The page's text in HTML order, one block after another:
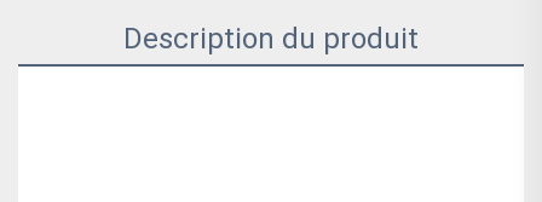
Description du produit